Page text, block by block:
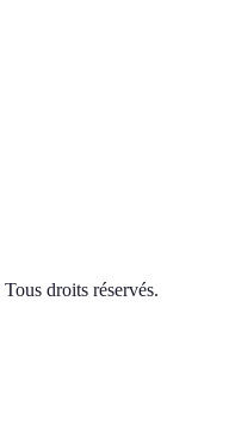
Tous droits réservés.